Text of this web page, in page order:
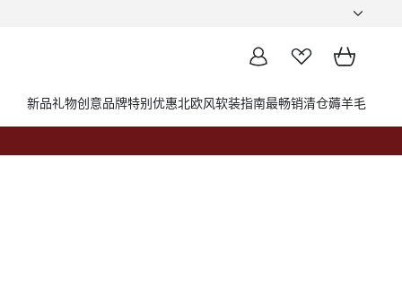
新品礼物创意品牌特别优惠北欧风软装指南最畅销清仓薅羊毛